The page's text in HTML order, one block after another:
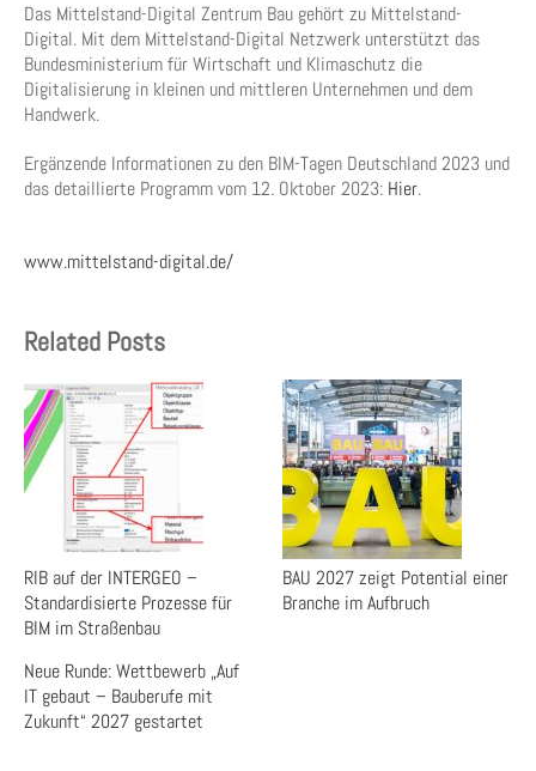
Das Mittelstand-Digital Zentrum Bau gehört zu Mittelstand-
Digital. Mit dem Mittelstand-Digital Netzwerk unterstützt das
Bundesministerium für Wirtschaft und Klimaschutz die
Digitalisierung in kleinen und mittleren Unternehmen und dem
Handwerk.
Ergänzende Informationen zu den BIM-Tagen Deutschland 2023 und
das detaillierte Programm vom 12. Oktober 2023: Hier.
www.mittelstand-digital.de/
Related Posts
RIB auf der INTERGEO –
Standardisierte Prozesse für
BIM im Straßenbau
BAU 2027 zeigt Potential einer
Branche im Aufbruch
Neue Runde: Wettbewerb „Auf
IT gebaut – Bauberufe mit
Zukunft“ 2027 gestartet